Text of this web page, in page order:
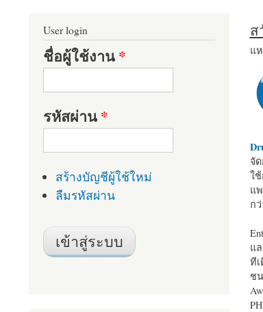
ส
แ
จั
ใ
แ
ก
แ
ทีเ
ช
User login
ชื่อผู้ใช้งาน*
รหัสผ่าน*
สร้างบัญชีผู้ใช้ใหม่
ลืมรหัสผ่าน